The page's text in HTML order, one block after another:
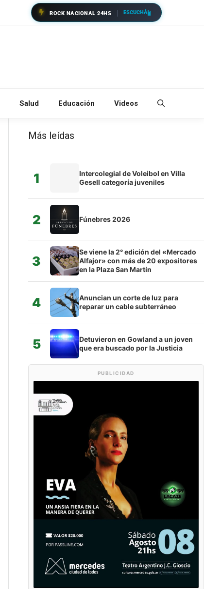
ROCK NACIONAL 24HS ESCUCHÁ
Salud Educación Videos
Más leídas
1
Intercolegial de Voleibol en Villa
Gesell categoría juveniles
2 Fúnebres 2026
3
Se viene la 2° edición del «Mercado
Alfajor» con más de 20 expositores
en la Plaza San Martín
4
Anuncian un corte de luz para
reparar un cable subterráneo
5
Detuvieron en Gowland a un joven
que era buscado por la Justicia
PUBLICIDAD